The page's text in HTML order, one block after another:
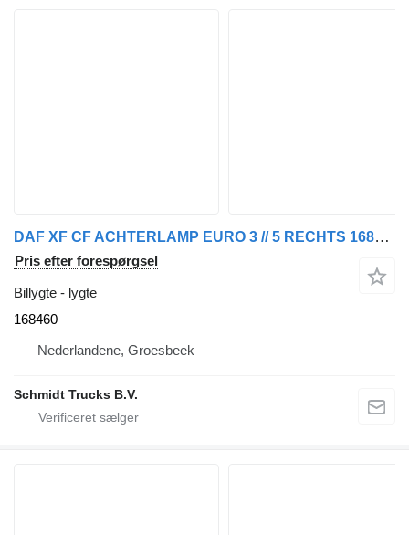
DAF XF CF ACHTERLAMP EURO 3 // 5 RECHTS 168460 lygte til lastbil
Pris efter forespørgsel
Billygte - lygte
168460
Nederlandene, Groesbeek
Schmidt Trucks B.V.